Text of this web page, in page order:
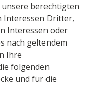
berechtigten
Interessen Dritter,
Interessen oder
nach geltendem
Ihre
folgenden
und für die